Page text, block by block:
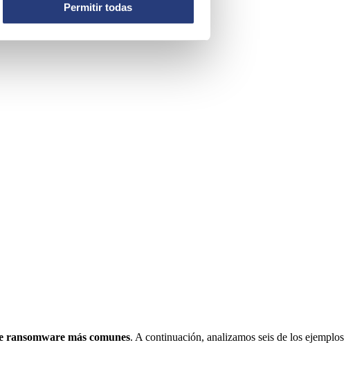
Permitir todas
ransomware más comunes. A continuación, analizamos seis de los ejemplos